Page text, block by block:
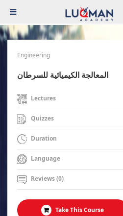
Engineering
المعالجة الكيميائية للسرطان
Lectures
Quizzes
Duration
Language
Reviews (0)
Take This Course